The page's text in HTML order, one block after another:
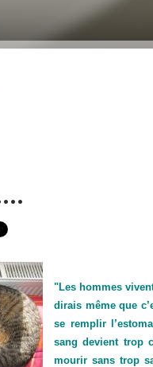
"Les hommes
dirais même que
se remplir
sang devient trop
mourir sans trop